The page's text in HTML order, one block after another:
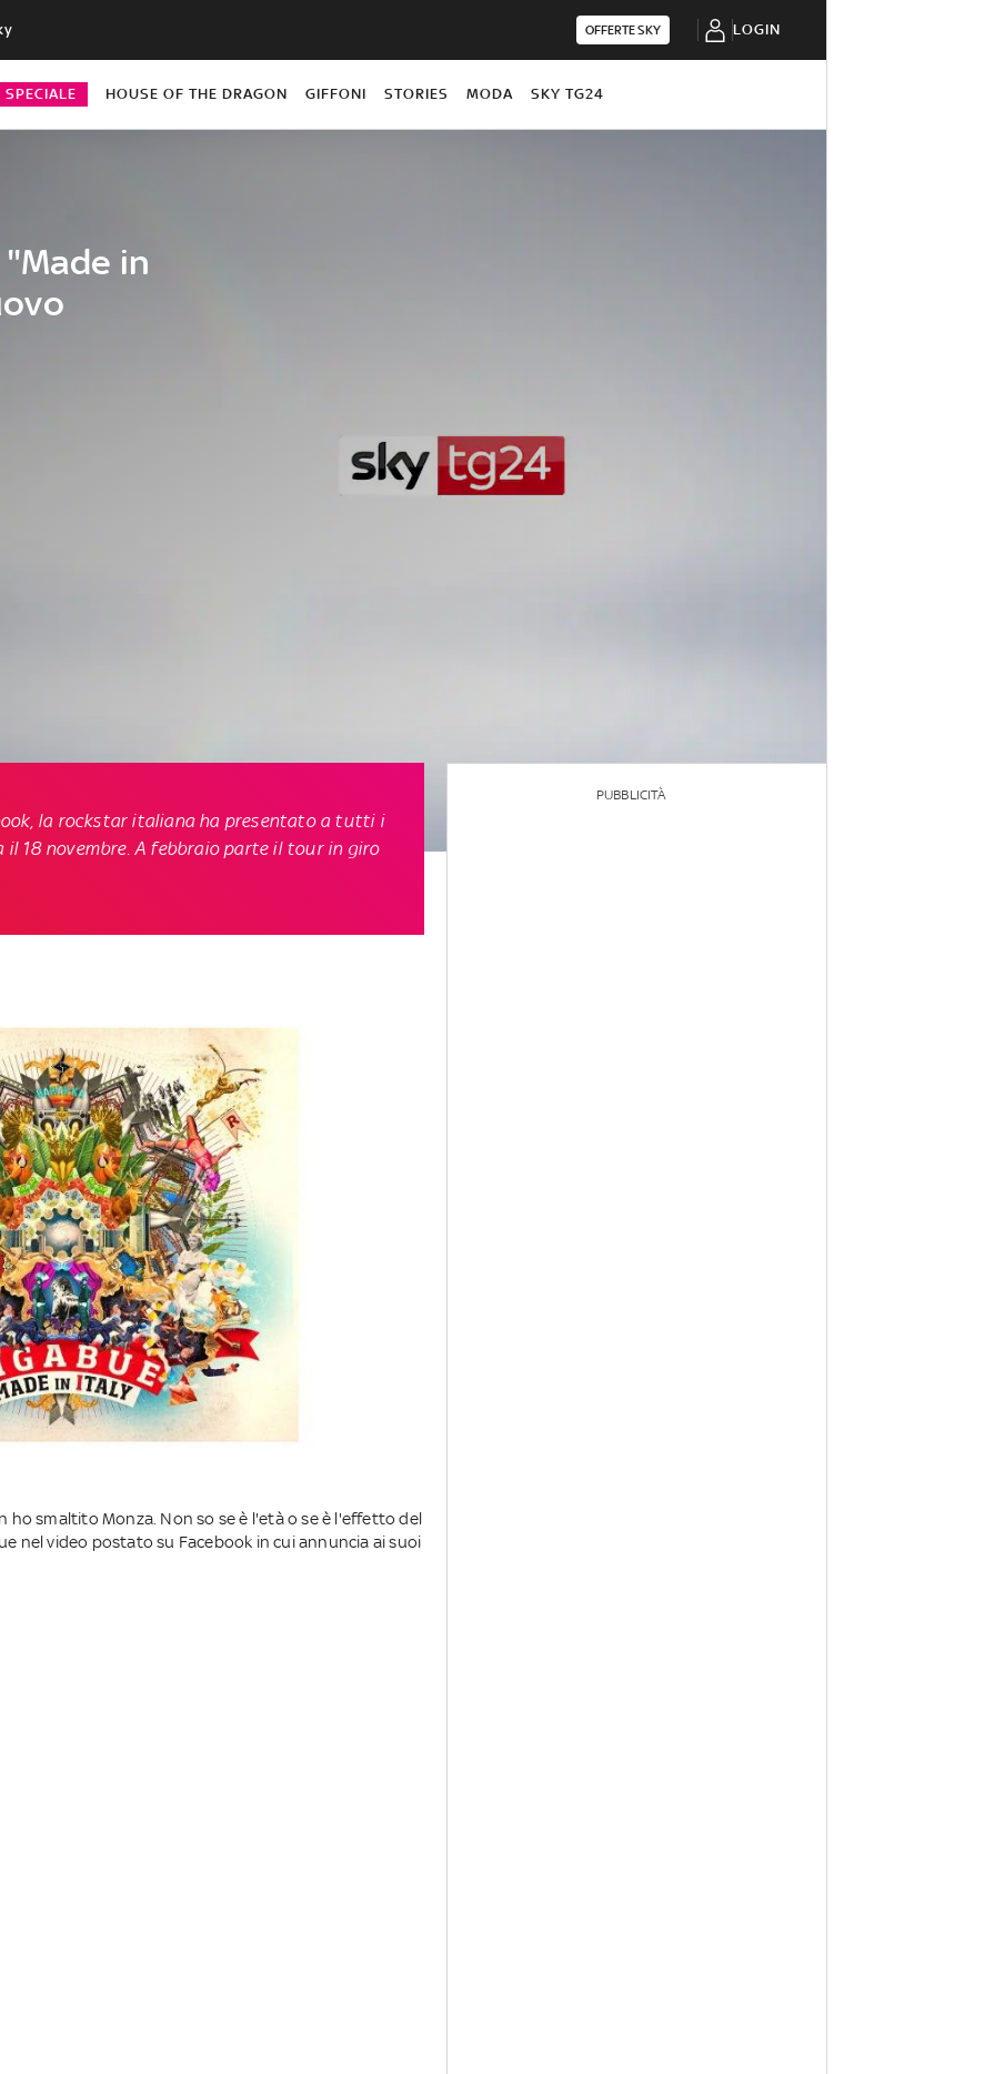
OFFERTE SKY LOGIN
HOUSE OF THE DRAGON GIFFONI STORIES MODA SKY TG24
in
la rockstar italiana ha presentato a tutti i
18 novembre. A febbraio parte il tour in giro
ho smaltito Monza. Non so se è l'età o se è l'effetto del
nel video postato su Facebook in cui annuncia ai suoi
PUBBLICITÀ